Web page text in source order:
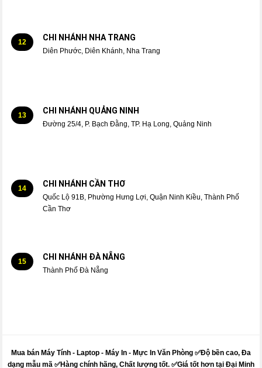
12 CHI NHÁNH NHA TRANG
Diên Phước, Diên Khánh, Nha Trang
13 CHI NHÁNH QUẢNG NINH
Đường 25/4, P. Bạch Đằng, TP. Hạ Long, Quảng Ninh
14 CHI NHÁNH CẦN THƠ
Quốc Lộ 91B, Phường Hưng Lợi, Quận Ninh Kiều, Thành Phố
Cần Thơ
15 CHI NHÁNH ĐÀ NẴNG
Thành Phố Đà Nẵng
Mua bán Máy Tính - Laptop - Máy In - Mực In Văn Phòng ✅Độ bền cao, Đa
dạng mẫu mã ✅Hàng chính hãng, Chất lượng tốt. ✅Giá tốt hơn tại Đại Minh